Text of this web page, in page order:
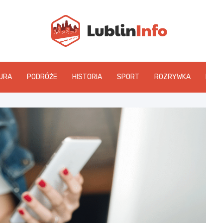
PODRÓŻE HISTORIA SPORT ROZRYWKA